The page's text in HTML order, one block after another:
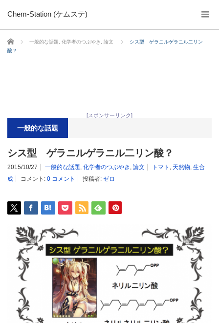
Chem-Station (ケムステ)
ホーム 一般的な話題 化学者のつぶやき 論文
シス型 ゲラニルゲラニル二リン
酸？
[スポンサーリンク]
一般的な話題
シス型 ゲラニルゲラニル二リン酸？
2015/10/27 一般的な話題, 化学者のつぶやき , 論文 トマト , 天然物, 生合
成
コメント: 0 コメント 投稿者: ゼロ